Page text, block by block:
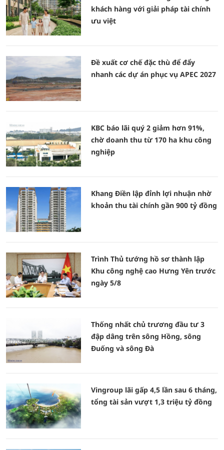
khách hàng với giải pháp tài chính
ưu việt
Đề xuất cơ chế đặc thù để đẩy
nhanh các dự án phục vụ APEC 2027
KBC báo lãi quý 2 giảm hơn 91%,
chờ doanh thu từ 170 ha khu công
nghiệp
Khang Điền lập đỉnh lợi nhuận nhờ
khoản thu tài chính gần 900 tỷ đồng
Trình Thủ tướng hồ sơ thành lập
Khu công nghệ cao Hưng Yên trước
ngày 5/8
Thống nhất chủ trương đầu tư 3
đập dâng trên sông Hồng, sông
Đuống và sông Đà
Vingroup lãi gấp 4,5 lần sau 6 tháng,
tổng tài sản vượt 1,3 triệu tỷ đồng